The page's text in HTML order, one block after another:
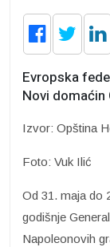
Evropska
Novi domaćin
Izvor: Opština
Foto: Vuk Ilić
Od 31. maja do
godišnje
Napoleonovih